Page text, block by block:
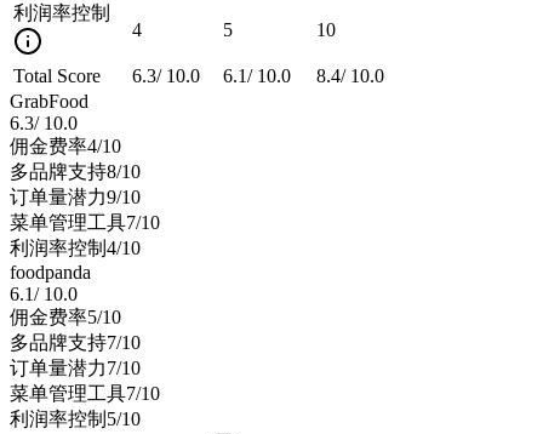
利润率控制
4
5 10
Total Score 6.3/ 10.0 6.1/ 10.0 8.4/ 10.0
GrabFood
6.3/ 10.0
佣金费率4/10
多品牌支持8/10
订单量潜力9/10
菜单管理工具7/10
利润率控制 4/10
foodpanda
6.1/ 10.0
佣金费率5/10
多品牌支持7/10
订单量潜力7/10
菜单管理工具7/10
利润率控制 5/10